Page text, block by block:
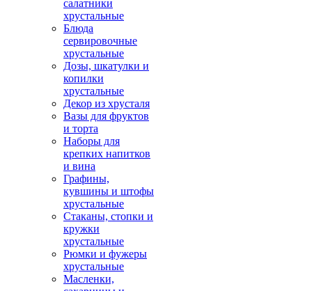
салатники
хрустальные
Блюда
сервировочные
хрустальные
Дозы, шкатулки и
копилки
хрустальные
Декор из хрусталя
Вазы для фруктов
и торта
Наборы для
крепких напитков
и вина
Графины,
кувшины и штофы
хрустальные
Стаканы, стопки и
кружки
хрустальные
Рюмки и фужеры
хрустальные
Масленки,